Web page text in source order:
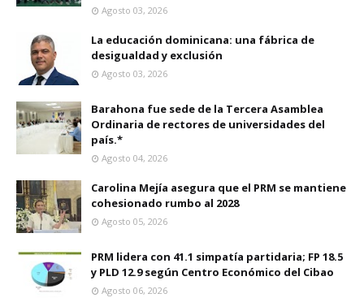
Agosto 03, 2026
La educación dominicana: una fábrica de
desigualdad y exclusión
Agosto 03, 2026
Barahona fue sede de la Tercera Asamblea
Ordinaria de rectores de universidades del
país.*
Agosto 04, 2026
Carolina Mejía asegura que el PRM se mantiene
cohesionado rumbo al 2028
Agosto 05, 2026
PRM lidera con 41.1 simpatía partidaria; FP 18.5
y PLD 12.9 según Centro Económico del Cibao
Agosto 06, 2026